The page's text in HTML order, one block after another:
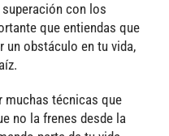
con los
que entiendas que
un obstáculo en tu vida,
muchas técnicas que
no la frenes desde la